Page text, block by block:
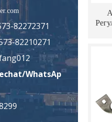
82272371
82210271
WhatsAp